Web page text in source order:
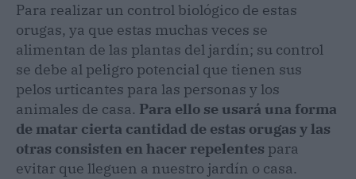
Para realizar un control biológico de estas
orugas, ya que estas muchas veces se
alimentan de las plantas del jardín; su control
se debe al peligro potencial que tienen sus
pelos urticantes para las personas y los
animales de casa. Para ello se usará una forma
de matar cierta cantidad de estas orugas y las
otras consisten en hacer repelentes para
evitar que lleguen a nuestro jardín o casa.